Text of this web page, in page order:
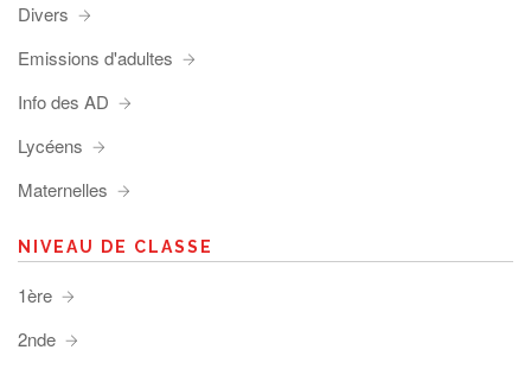
Divers
Emissions d'adultes
Info des AD
Lycéens
Maternelles
NIVEAU DE CLASSE
1ère
2nde